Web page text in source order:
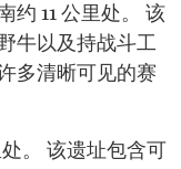
约 11 公里处。 该
牛以及持战斗工
多清晰可见的赛
。 该遗址包含可